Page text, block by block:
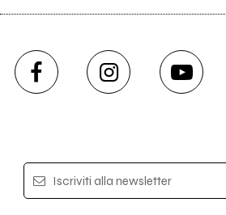
Iscriviti alla newsletter